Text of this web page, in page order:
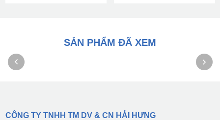
SẢN PHẨM ĐÃ XEM
CÔNG TY TNHH TM DV & CN HẢI HƯNG